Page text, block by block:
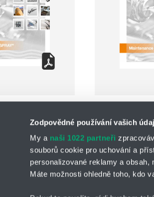
Zodpovědné používání vašich
My a naši 1022 partneři
souborů cookie pro uchování a
personalizované reklamy a
Máte možnosti ohledně toho, kdo
Kontaktní osoby Kontaktní formulář